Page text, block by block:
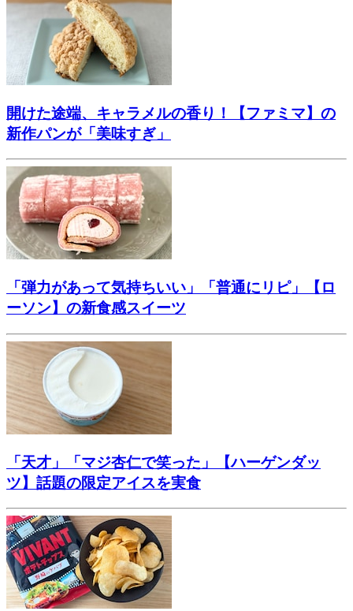
開けた途端、キャラメルの香り！【ファミマ】の
新作パンが「美味すぎ」
「弾力があって気持ちいい」「普通にリピ」【ロ
ーソン】の新食感スイーツ
「天才」「マジ杏仁で笑った」【ハーゲンダッ
ツ】話題の限定アイスを実食